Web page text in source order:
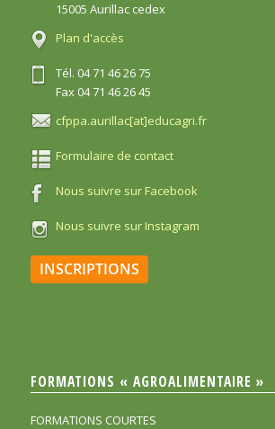
15005 Aurillac cedex
Plan d'accès
Tél. 04 71 46 26 75
Fax 04 71 46 26 45
cfppa.aurillac[at]educagri.fr
Formulaire de contact
Nous suivre sur Facebook
Nous suivre sur Instagram
INSCRIPTIONS
FORMATIONS « AGROALIMENTAIRE »
FORMATIONS COURTES